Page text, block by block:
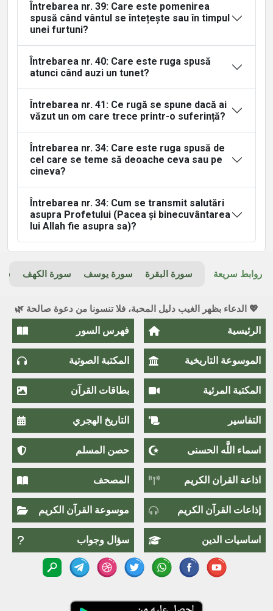
Întrebarea nr. 39: Care este pomenirea
spusă când vântul se întețește sau în timpul
unei furtuni?
Întrebarea nr. 40: Care este ruga spusă
atunci când auzi un tunet?
Întrebarea nr. 41: Ce rugă se spune dacă ai
văzut un om care trece printr-o suferință?
Întrebarea nr. 34: Care este ruga spusă de
cel care se teme să deoache ceva sau pe
cineva?
Întrebarea nr. 34: Cum se transmit salutări
asupra Profetului (Pacea și binecuvântarea
lui Allah fie asupra sa)?
روابط سريعة سورة البقرة سورة يوسف سورة الكهف
💖 الدعاء بظهر الغيب دليل المحبة، فلا تنسونا من دعوة صالحة 🌿
الرئيسية فهرس السور
الموسوعة التاريخية المكتبة الصوتية
المكتبة المرئية بطاقات القرآن
التفاسير التاريخ الهجري
اسماء اللَّٰه الحسنى حصن المسلم
اذاعة القران الكريم المصحف
إذاعات القرآن الكريم موسوعة القرآن الكريم
اساسيات الدين سؤال وجواب